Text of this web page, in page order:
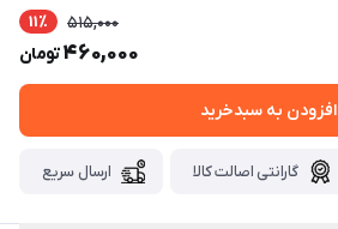
515,000 11٪
460,000تومان
افزودن به سبدخرید
گارانتی اصالت کالا ارسال سریع